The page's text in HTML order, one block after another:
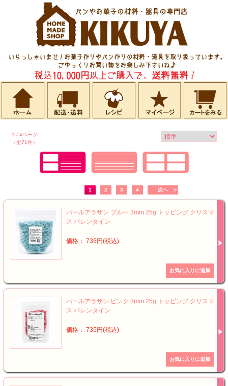
1 / 4ページ
（全71件）
1 2 3 4 次へ
パールアラザン ブルー 3mm 25g トッピング クリスマ
ス バレンタイン
価格： 735円(税込)
パールアラザン ピンク 3mm 25g トッピング クリスマ
ス バレンタイン
価格： 735円(税込)